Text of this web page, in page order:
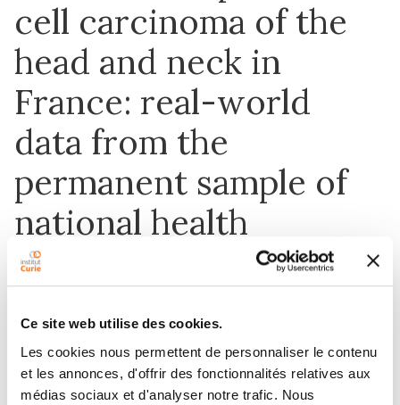
Ce site web utilise des cookies.
Les cookies nous permettent de personnaliser le contenu
et les annonces, d'offrir des fonctionnalités relatives aux
médias sociaux et d'analyser notre trafic. Nous
cell carcinoma of the
head and neck in
France: real-world
data from the
permanent sample of
national health
insurance beneficiaries
3 juil. 2019
Journal of Medical Economics